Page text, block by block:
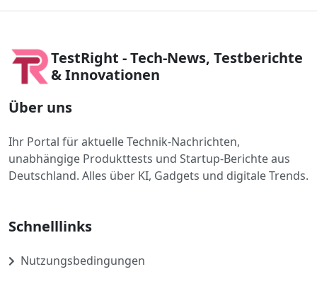
TestRight - Tech-News, Testberichte
& Innovationen
Über uns
Ihr Portal für aktuelle Technik-Nachrichten,
unabhängige Produkttests und Startup-Berichte aus
Deutschland. Alles über KI, Gadgets und digitale Trends.
Schnelllinks
Nutzungsbedingungen